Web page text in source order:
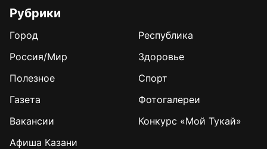
Рубрики
Город
Республика
Россия/Мир
Здоровье
Полезное
Спорт
Газета
Фотогалереи
Вакансии
Конкурс «Мой Тукай»
Афиша Казани